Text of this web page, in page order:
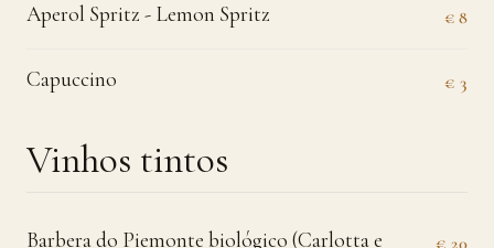
Aperol Spritz - Lemon Spritz € 8
Capuccino € 3
Vinhos tintos
Barbera do Piemonte biológico (Carlotta e
€ 20